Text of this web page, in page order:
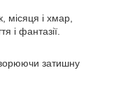
місяця і хмар,
і фантазії.
затишну